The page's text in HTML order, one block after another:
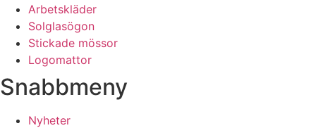
Arbetskläder
Solglasögon
Stickade mössor
Logomattor
Snabbmeny
Nyheter